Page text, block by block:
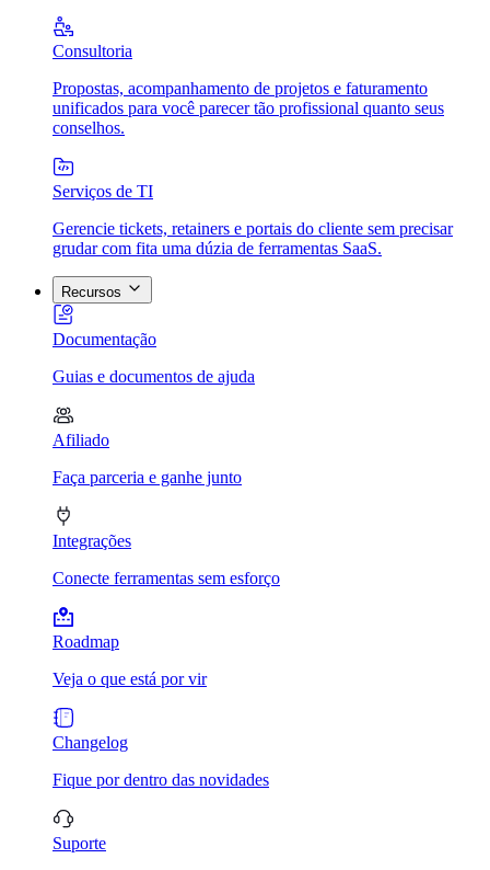
Consultoria
Propostas, acompanhamento de projetos e faturamento
unificados para você parecer tão profissional quanto seus
conselhos.
Serviços de TI
Gerencie tickets, retainers e portais do cliente sem precisar
grudar com fita uma dúzia de ferramentas SaaS.
Recursos
Documentação
Guias e documentos de ajuda
Afiliado
Faça parceria e ganhe junto
Integrações
Conecte ferramentas sem esforço
Roadmap
Veja o que está por vir
Changelog
Fique por dentro das novidades
Suporte